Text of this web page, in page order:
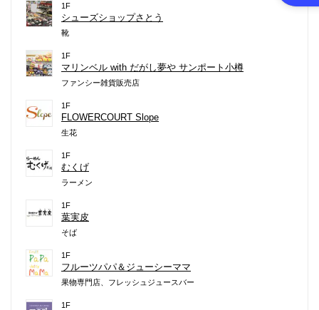
1F
シューズショップさとう
靴
1F
マリンベル with だがし夢や サンポート小樽
ファンシー雑貨販売店
1F
FLOWERCOURT Slope
生花
1F
むくげ
ラーメン
1F
葉実皮
そば
1F
フルーツパパ＆ジューシーママ
果物専門店、フレッシュジュースバー
1F